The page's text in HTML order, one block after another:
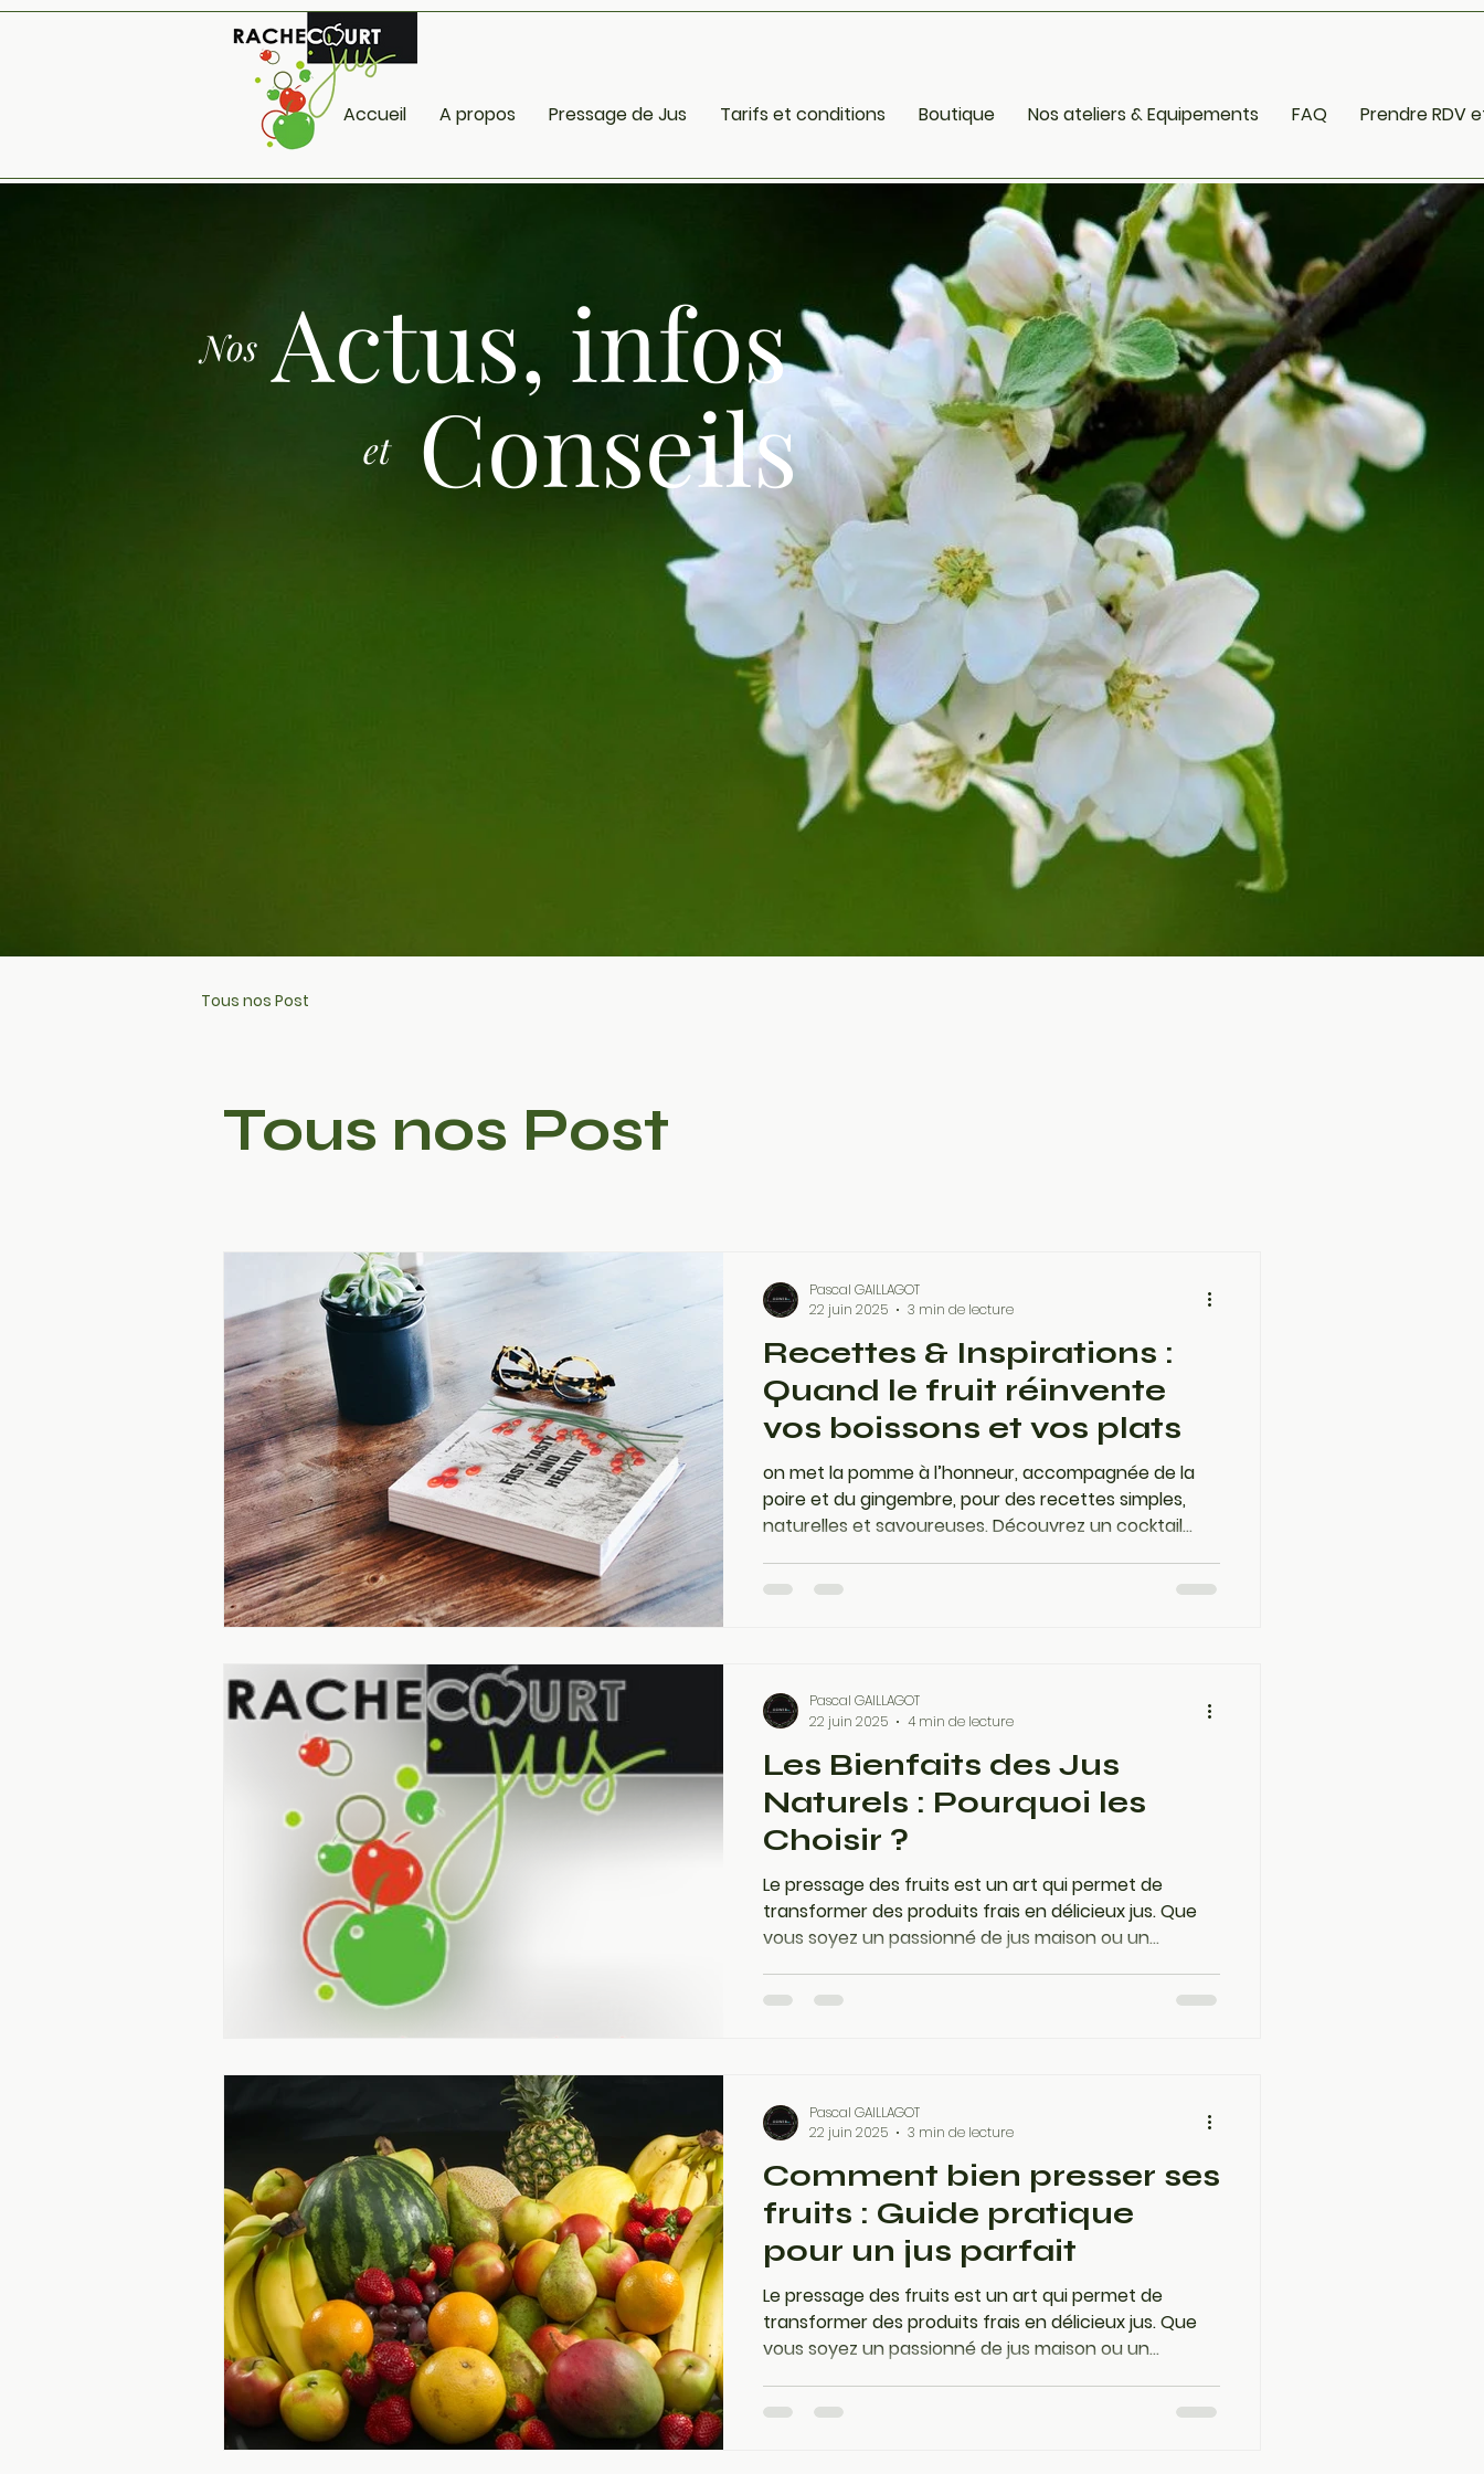
Accueil A propos Pressage de Jus Tarifs et conditions Boutique Nos ateliers & Equipements FAQ Prendre RDV
Actus, infos
Conseils
et
Nos
Tous nos Post
Tous nos Post
Recettes & Inspirations :
Quand le fruit réinvente
vos boissons et vos plats
on met la pomme à l’honneur, accompagnée de la
poire et du gingembre, pour des recettes simples,
naturelles et savoureuses. Découvrez un cocktail
marinade parfaite pour sublimer vos viandes
Pascal GAILLAGOT
22 juin 2025
3 min de lecture
Les Bienfaits des Jus
Naturels : Pourquoi les
Choisir ?
Le pressage des fruits est un art qui permet de
transformer des produits frais en délicieux jus. Que
vous soyez un passionné de jus maison ou un
pratiques pour presser vos fruits est essentiel pour
Pascal GAILLAGOT
22 juin 2025
4 min de lecture
Comment bien presser ses
fruits : Guide pratique
pour un jus parfait
Le pressage des fruits est un art qui permet de
transformer des produits frais en délicieux jus. Que
vous soyez un passionné de jus maison ou un
pratiques pour presser vos fruits est essentiel pour
Pascal GAILLAGOT
22 juin 2025
3 min de lecture